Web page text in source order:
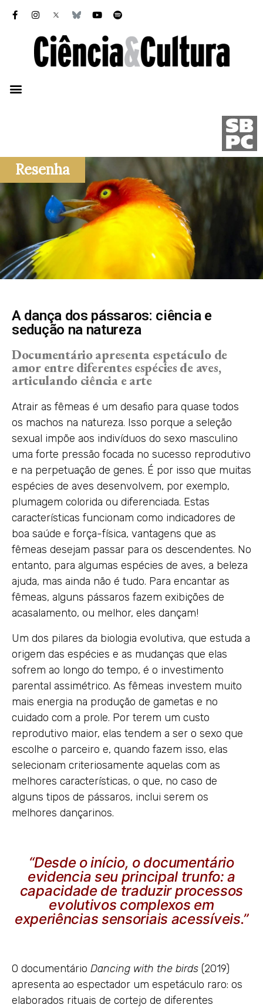
Resenha
A dança dos pássaros: ciência e
sedução na natureza
Documentário apresenta espetáculo de
amor entre diferentes espécies de aves,
articulando ciência e arte
Atrair as fêmeas é um desafio para quase todos
os machos na natureza. Isso porque a seleção
sexual impõe aos indivíduos do sexo masculino
uma forte pressão focada no sucesso reprodutivo
e na perpetuação de genes. É por isso que muitas
espécies de aves desenvolvem, por exemplo,
plumagem colorida ou diferenciada. Estas
características funcionam como indicadores de
boa saúde e força-física, vantagens que as
fêmeas desejam passar para os descendentes. No
entanto, para algumas espécies de aves, a beleza
ajuda, mas ainda não é tudo. Para encantar as
fêmeas, alguns pássaros fazem exibições de
acasalamento, ou melhor, eles dançam!
Um dos pilares da biologia evolutiva, que estuda a
origem das espécies e as mudanças que elas
sofrem ao longo do tempo, é o investimento
parental assimétrico. As fêmeas investem muito
mais energia na produção de gametas e no
cuidado com a prole. Por terem um custo
reprodutivo maior, elas tendem a ser o sexo que
escolhe o parceiro e, quando fazem isso, elas
selecionam criteriosamente aquelas com as
melhores características, o que, no caso de
alguns tipos de pássaros, inclui serem os
melhores dançarinos.
“Desde o início, o documentário
evidencia seu principal trunfo: a
capacidade de traduzir processos
evolutivos complexos em
experiências sensoriais acessíveis.”
O documentário Dancing with the birds (2019)
apresenta ao espectador um espetáculo raro: os
elaborados rituais de cortejo de diferentes